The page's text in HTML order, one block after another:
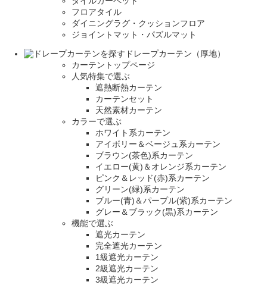
フロアタイル
ダイニングラグ・クッションフロア
ジョイントマット・パズルマット
ドレープカーテン（厚地）
カーテントップページ
人気特集で選ぶ
遮熱断熱カーテン
カーテンセット
天然素材カーテン
カラーで選ぶ
ホワイト系カーテン
アイボリー＆ベージュ系カーテン
ブラウン(茶色)系カーテン
イエロー(黄)＆オレンジ系カーテン
ピンク＆レッド(赤)系カーテン
グリーン(緑)系カーテン
ブルー(青)＆パープル(紫)系カーテン
グレー＆ブラック(黒)系カーテン
機能で選ぶ
遮光カーテン
完全遮光カーテン
1級遮光カーテン
2級遮光カーテン
3級遮光カーテン